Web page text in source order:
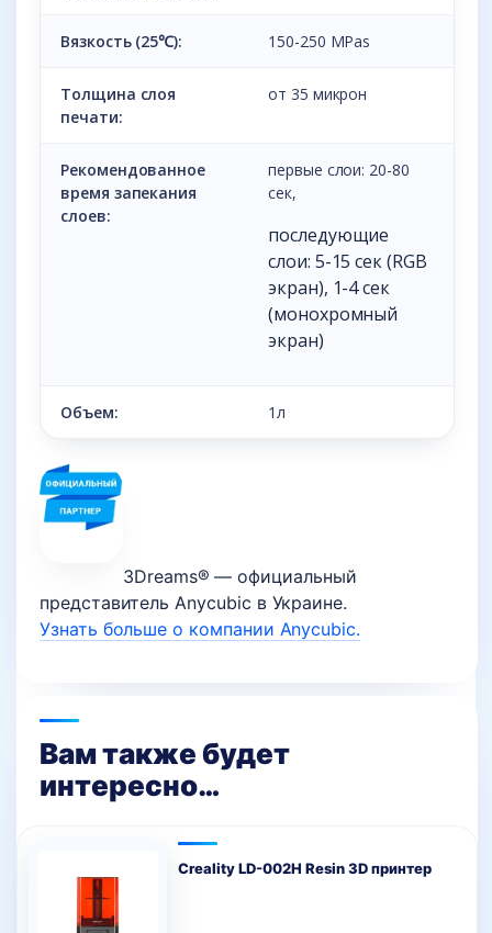
Вязкость (25℃): 150-250 MPas
Толщина слоя
печати:
от 35 микрон
Рекомендованное
время запекания
слоев:
первые слои: 20-80
сек,
последующие
слои: 5-15 сек (RGB
экран), 1-4 сек
(монохромный
экран)
Объем: 1л
3Dreams® — официальный
представитель Anycubic в Украине.
Узнать больше о компании Anycubic.
Вам также будет
интересно…
Creality LD-002H Resin 3D принтер